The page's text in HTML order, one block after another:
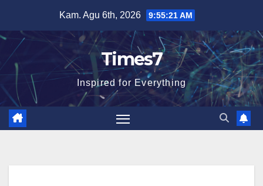
content
Kam. Agu 6th, 2026 9:55:22 AM
Times7
Inspired for Everything